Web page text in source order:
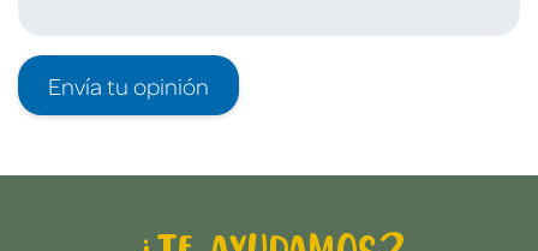
Envía tu opinión